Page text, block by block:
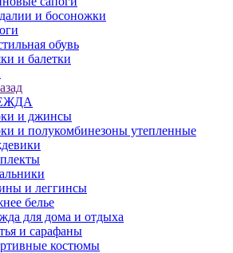
и босоножки
обувь
и балетки
и джинсы
и полукомбинезоны утепленные
и леггинсы
белье
для дома и отдыха
и сарафаны
костюмы